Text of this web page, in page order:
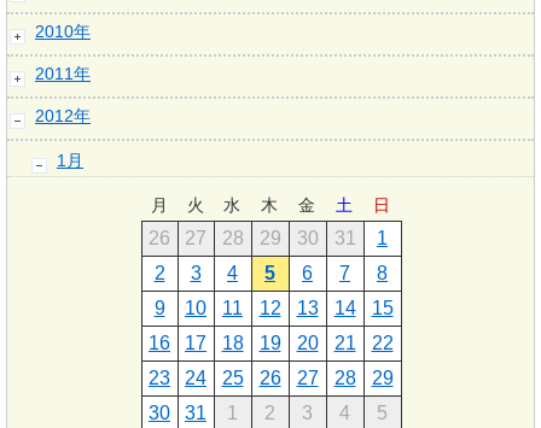
2010年
2011年
2012年
1月
月 火 水 木 金 土 日
26 27 28 29 30 31
1
2
3 4 5 6 7
8
9
10 11 12 13 14
15
16
17 18 19 20 21
22
23
24 25 26 27 28
29
30
31 1 2 3 4 5